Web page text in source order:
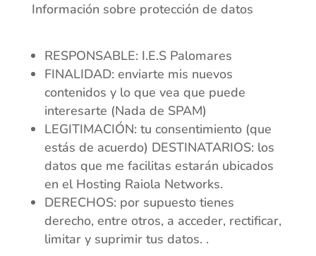
Información sobre protección de datos
RESPONSABLE: I.E.S Palomares
FINALIDAD: enviarte mis nuevos
contenidos y lo que vea que puede
interesarte (Nada de SPAM)
LEGITIMACIÓN: tu consentimiento (que
estás de acuerdo) DESTINATARIOS: los
datos que me facilitas estarán ubicados
en el Hosting Raiola Networks.
DERECHOS: por supuesto tienes
derecho, entre otros, a acceder, rectificar,
limitar y suprimir tus datos. .